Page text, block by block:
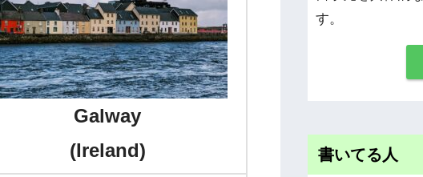
Galway
(Ireland)
す。
書いてる人